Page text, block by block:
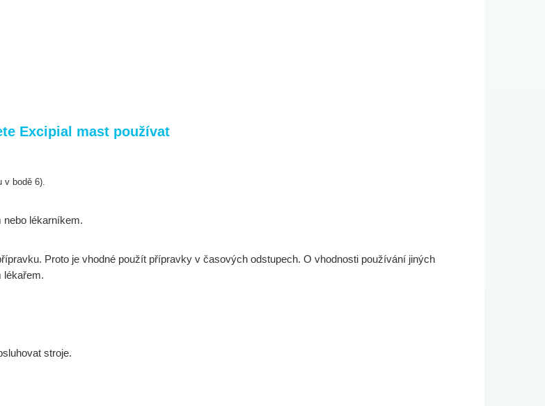
Excipial mast používat
v bodě 6).
lékarníkem.
Proto je vhodné použít přípravky v časových odstupech. O vhodnosti používání jiných
lékařem.
stroje.